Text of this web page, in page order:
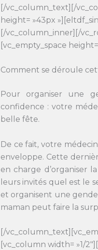
[/vc_column_text][/
height= »43px
[/vc_column_inner][/
[vc_empty_space
Comment se déroule
Pour organiser une
confidence : votre
belle fête.
De ce fait, votre
enveloppe. Cette
en charge d’organiser
leurs invités quel est le
et organisent une
maman peut faire la
[/
[vc_column width= »1/